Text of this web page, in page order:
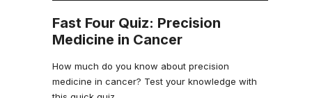
Fast Four Quiz: Precision
Medicine in Cancer
How much do you know about precision
medicine in cancer? Test your knowledge with